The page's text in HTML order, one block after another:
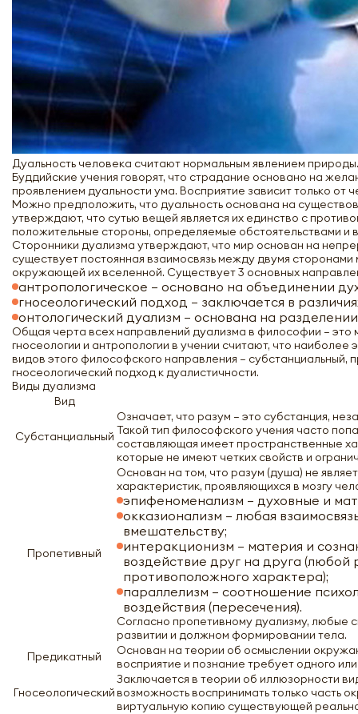
Дуальность человека считают нормальным явлением
Буддийские учения говорят, что страдание основано на
проявлением дуальности ума. Восприятие зависит только от
Можно предположить, что дуальность основана на
утверждают, что сутью вещей является их единство с
положительные стороны, определяемые обстоятельствами
Сторонники дуализма утверждают, что мир основан на
существует постоянная взаимосвязь между двумя
окружающей их вселенной. Существует 3 основных
антропологическое – основано на объединении
гносеологический подход – заключается в
онтологический дуализм – основана на
Общая черта всех направлений дуализма в философии – это
гносеологии и антропологии в учении считают, что
видов этого философского направления – субстанциальный,
гносеологический подход к дуалистичности.
Виды дуализма
Вид
Субстанциальный
Означает, что разум – это субстанция,
Такой тип философского учения часто
составляющая имеет пространственные
которые не имеют четких свойств и
Пропетивный
Основан на том, что разум (душа) не
характеристик, проявляющихся в мозгу
эпифеноменализм – духовные и
окказионализм – любая
вмешательству;
интеракционизм – материя и
воздействие друг на друга (любой
противоположного характера);
параллелизм – соотношение
воздействия (пересечения).
Согласно пропетивному дуализму, любые
развитии и должном формировании тела.
Предикатный
Основан на теории об осмыслении
восприятие и познание требует одного
Гносеологический
Заключается в теории об иллюзорности
возможность воспринимать только часть
виртуальную копию существующей